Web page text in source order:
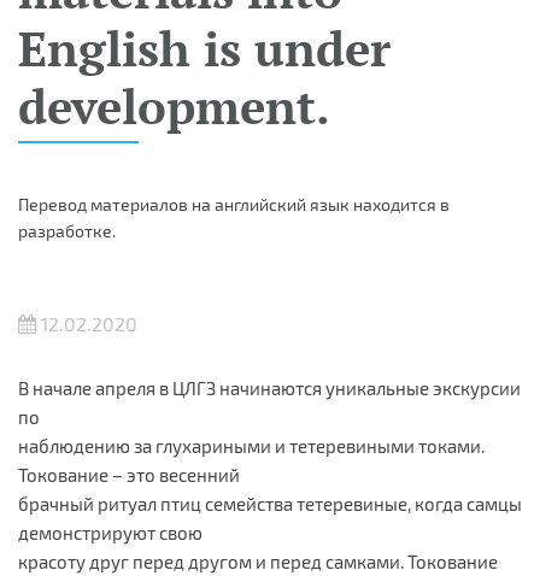
English is under
development.
Перевод материалов на английский язык находится в
разработке.
12.02.2020
В начале апреля в ЦЛГЗ начинаются уникальные экскурсии
по
наблюдению за глухариными и тетеревиными токами.
Токование – это весенний
брачный ритуал птиц семейства тетеревиные, когда самцы
демонстрируют свою
красоту друг перед другом и перед самками. Токование